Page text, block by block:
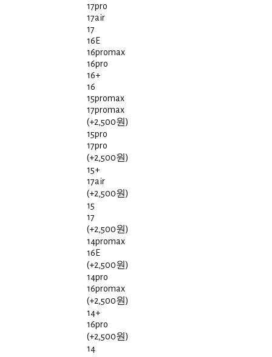
17pro
17air
17
16E
16promax
16pro
16+
16
15promax
17promax
(+2,500원)
15pro
17pro
(+2,500원)
15+
17air
(+2,500원)
15
17
(+2,500원)
14promax
16E
(+2,500원)
14pro
16promax
(+2,500원)
14+
16pro
(+2,500원)
14